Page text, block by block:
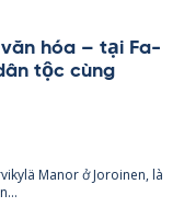
văn hóa – tại Fa­
tộc cùng
Ma­nor ở Jo­roi­nen, là